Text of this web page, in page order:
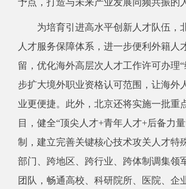
予点，打造与未来产业发展同频共振的
为培育引进高水平创新人才队伍，
人才服务保障体系，进一步便利外籍人
留，优化海外高层次人才工作许可办理
步扩大境外职业资格认可范围，让海外
业更便捷。此外，北京还将实施一批重
目，健全“顶尖人才+青年人才+后备力
制，建立完善关键核心技术攻关人才特
部门、跨地区、跨行业、跨体制调集领
团队，畅通高校、科研院所、医院、企